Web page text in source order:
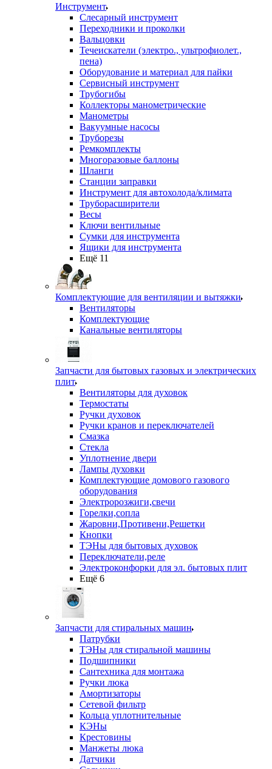
Инструмент
Слесарный инструмент
Переходники и проколки
Вальцовки
Течеискатели (электро., ультрофиолет.,
пена)
Оборудование и материал для пайки
Сервисный инструмент
Трубогибы
Коллекторы манометрические
Манометры
Вакуумные насосы
Труборезы
Ремкомплекты
Многоразовые баллоны
Шланги
Станции заправки
Инструмент для автохолода/климата
Труборасширители
Весы
Ключи вентильные
Сумки для инструмента
Ящики для инструмента
Ещё 11
Комплектующие для вентиляции и вытяжки
Вентиляторы
Комплектующие
Канальные вентиляторы
Запчасти для бытовых газовых и электрических
плит
Вентиляторы для духовок
Термостаты
Ручки духовок
Ручки кранов и переключателей
Смазка
Стекла
Уплотнение двери
Лампы духовки
Комплектующие домового газового
оборудования
Электророзжиги,свечи
Горелки,сопла
Жаровни,Противени,Решетки
Кнопки
ТЭНы для бытовых духовок
Переключатели,реле
Электроконфорки для эл. бытовых плит
Ещё 6
Запчасти для стиральных машин
Патрубки
ТЭНы для стиральной машины
Подшипники
Сантехника для монтажа
Ручки люка
Амортизаторы
Сетевой фильтр
Кольца уплотнительные
КЭНы
Крестовины
Манжеты люка
Датчики